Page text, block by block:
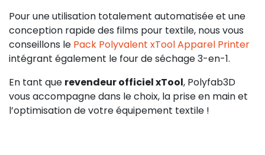
Pour une utilisation totalement automatisée et une
conception rapide des films pour textile, nous vous
conseillons le Pack Polyvalent xTool Apparel Printer
intégrant également le four de séchage 3-en-1.
En tant que revendeur officiel xTool, Polyfab3D
vous accompagne dans le choix, la prise en main et
l’optimisation de votre équipement textile !